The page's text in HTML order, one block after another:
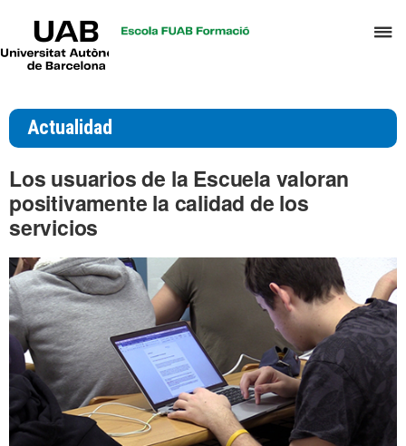
Universitat
Actualidad
Los usuarios de la Escuela valoran
positivamente la calidad de los
servicios